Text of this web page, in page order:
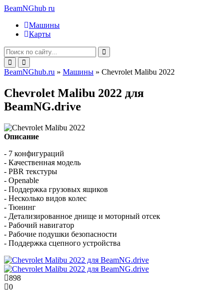
BeamNGhub ru
Машины
Карты
BeamNGhub.ru » Машины » Chevrolet Malibu 2022
Chevrolet Malibu 2022 для
BeamNG.drive
Описание
- 7 конфигураций
- Качественная модель
- PBR текстуры
- Openable
- Поддержка грузовых ящиков
- Несколько видов колес
- Тюнинг
- Детализированное днище и моторный отсек
- Рабочий навигатор
- Рабочие подушки безопасности
- Поддержка сцепного устройства
898
0